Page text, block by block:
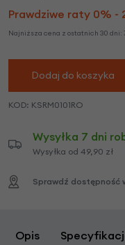
Prawdziwe raty 0% -
Najniższa cena z ostatnich 30 dni:
Dodaj do koszyka
KOD: KSRM0101RO
Wysyłka 7 dni
Wysyłka od 49,90 zł
Sprawdź dostępność
Opis